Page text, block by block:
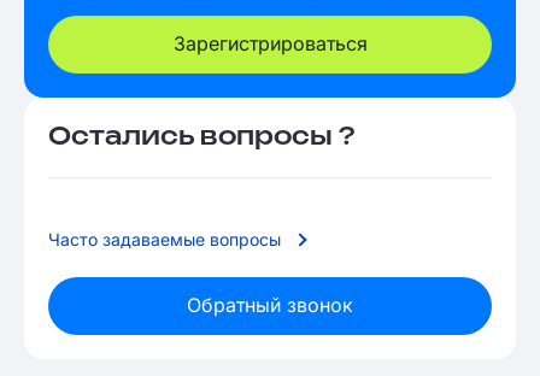
Зарегистрироваться
Остались вопросы ?
Часто задаваемые вопросы
Обратный звонок